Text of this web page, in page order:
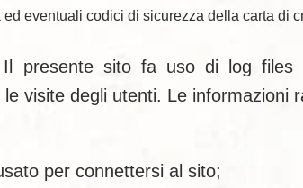
eventuali codici di sicurezza della carta di
presente sito fa uso di log files
visite degli utenti. Le informazioni
per connettersi al sito;